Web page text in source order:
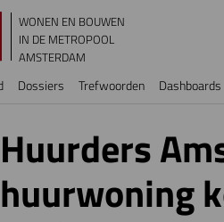
WONEN EN BOUWEN
IN DE METROPOOL
AMSTERDAM
Dossiers Trefwoorden Dashboards
Huurders
huurwoning